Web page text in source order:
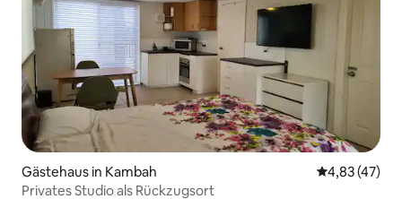
Gästehaus in Kambah
4,83 (47)
Privates Studio als Rückzugsort